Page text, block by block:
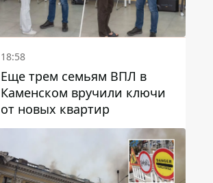
18:58
Еще трем семьям ВПЛ в
Каменском вручили ключи
от новых квартир